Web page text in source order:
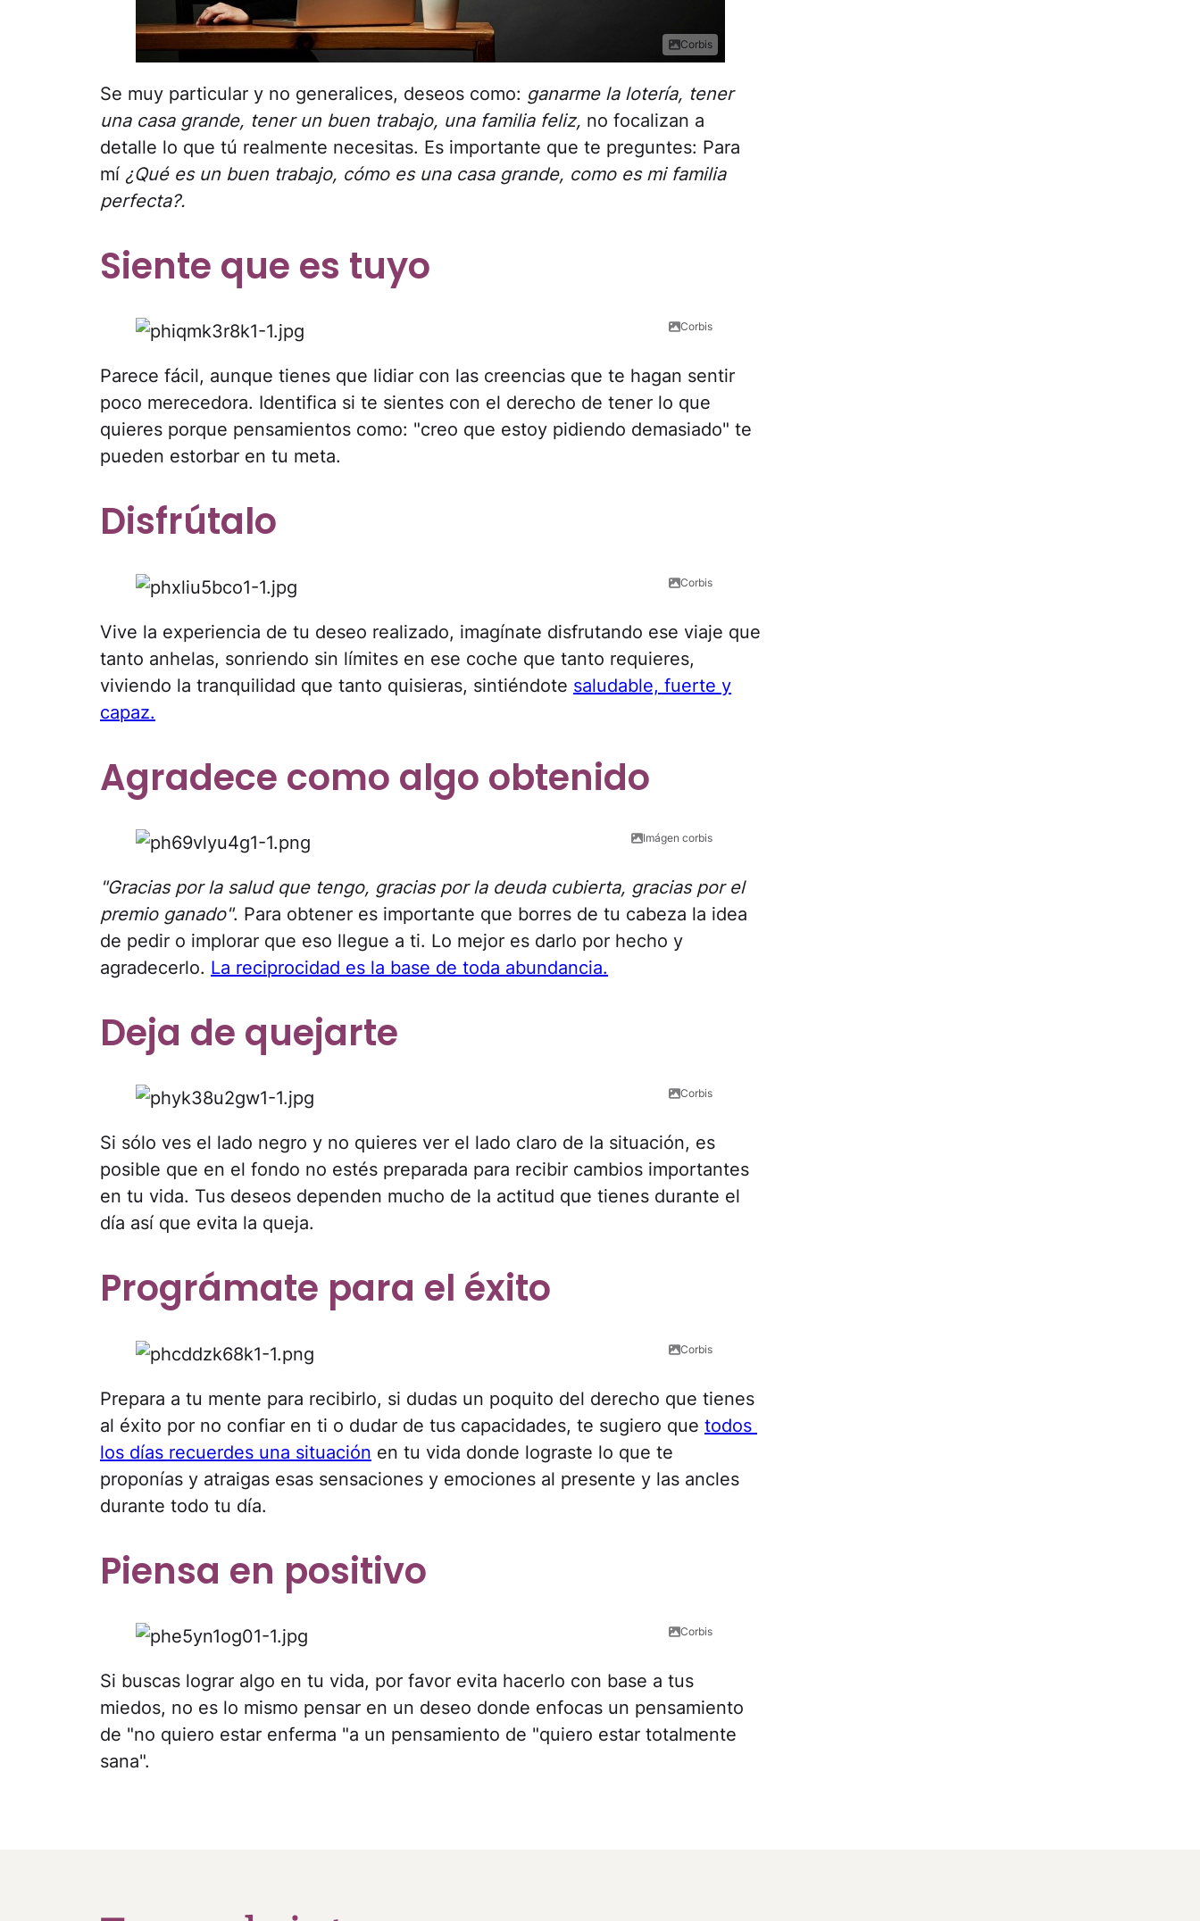
Corbis
Se muy particular y no generalices, deseos como: ganarme la lotería, tener
una casa grande, tener un buen trabajo, una familia feliz, no focalizan a
detalle lo que tú realmente necesitas. Es importante que te preguntes: Para
mí ¿Qué es un buen trabajo, cómo es una casa grande, como es mi familia
perfecta?.
Siente que es tuyo
Corbis
Parece fácil, aunque tienes que lidiar con las creencias que te hagan sentir
poco merecedora. Identifica si te sientes con el derecho de tener lo que
quieres porque pensamientos como: "creo que estoy pidiendo demasiado" te
pueden estorbar en tu meta.
Disfrútalo
Corbis
Vive la experiencia de tu deseo realizado, imagínate disfrutando ese viaje que
tanto anhelas, sonriendo sin límites en ese coche que tanto requieres,
viviendo la tranquilidad que tanto quisieras, sintiéndote saludable, fuerte y
capaz.
Agradece como algo obtenido
Imágen corbis
"Gracias por la salud que tengo, gracias por la deuda cubierta, gracias por el
premio ganado". Para obtener es importante que borres de tu cabeza la idea
de pedir o implorar que eso llegue a ti. Lo mejor es darlo por hecho y
agradecerlo. La reciprocidad es la base de toda abundancia.
Deja de quejarte
Corbis
Si sólo ves el lado negro y no quieres ver el lado claro de la situación, es
posible que en el fondo no estés preparada para recibir cambios importantes
en tu vida. Tus deseos dependen mucho de la actitud que tienes durante el
día así que evita la queja.
Prográmate para el éxito
Corbis
Prepara a tu mente para recibirlo, si dudas un poquito del derecho que tienes
al éxito por no confiar en ti o dudar de tus capacidades, te sugiero que todos
los días recuerdes una situación en tu vida donde lograste lo que te
proponías y atraigas esas sensaciones y emociones al presente y las ancles
durante todo tu día.
Piensa en positivo
Corbis
Si buscas lograr algo en tu vida, por favor evita hacerlo con base a tus
miedos, no es lo mismo pensar en un deseo donde enfocas un pensamiento
de "no quiero estar enferma "a un pensamiento de "quiero estar totalmente
sana".